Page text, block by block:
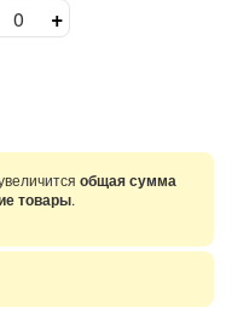
+
общая сумма
товары.